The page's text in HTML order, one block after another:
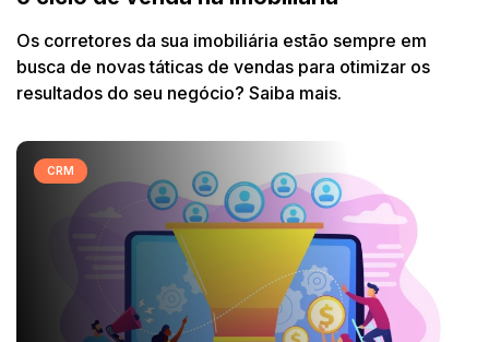
Os corretores da sua imobiliária estão sempre em
busca de novas táticas de vendas para otimizar os
resultados do seu negócio? Saiba mais.
CRM